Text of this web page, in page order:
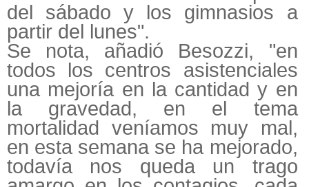
del sábado y los gimnasios a
partir del lunes".
Se nota, añadió Besozzi, "en
todos los centros asistenciales
una mejoría en la cantidad y en
la gravedad, en el tema
mortalidad veníamos muy mal,
en esta semana se ha mejorado,
todavía nos queda un trago